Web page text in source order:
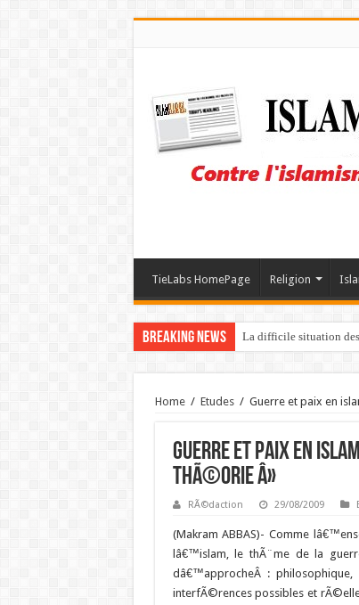
TieLabs HomePage Religion
Breaking News La difficile situation
Home / Etudes / Guerre et paix en
Guerre et paix en
thÃ©orie Â»
RÃ©daction 29/08/2009
(Makram ABBAS)- Comme
lâ€™islam, le thÃ¨me de la
dâ€™approcheÂ :
interfÃ©rences possibles et